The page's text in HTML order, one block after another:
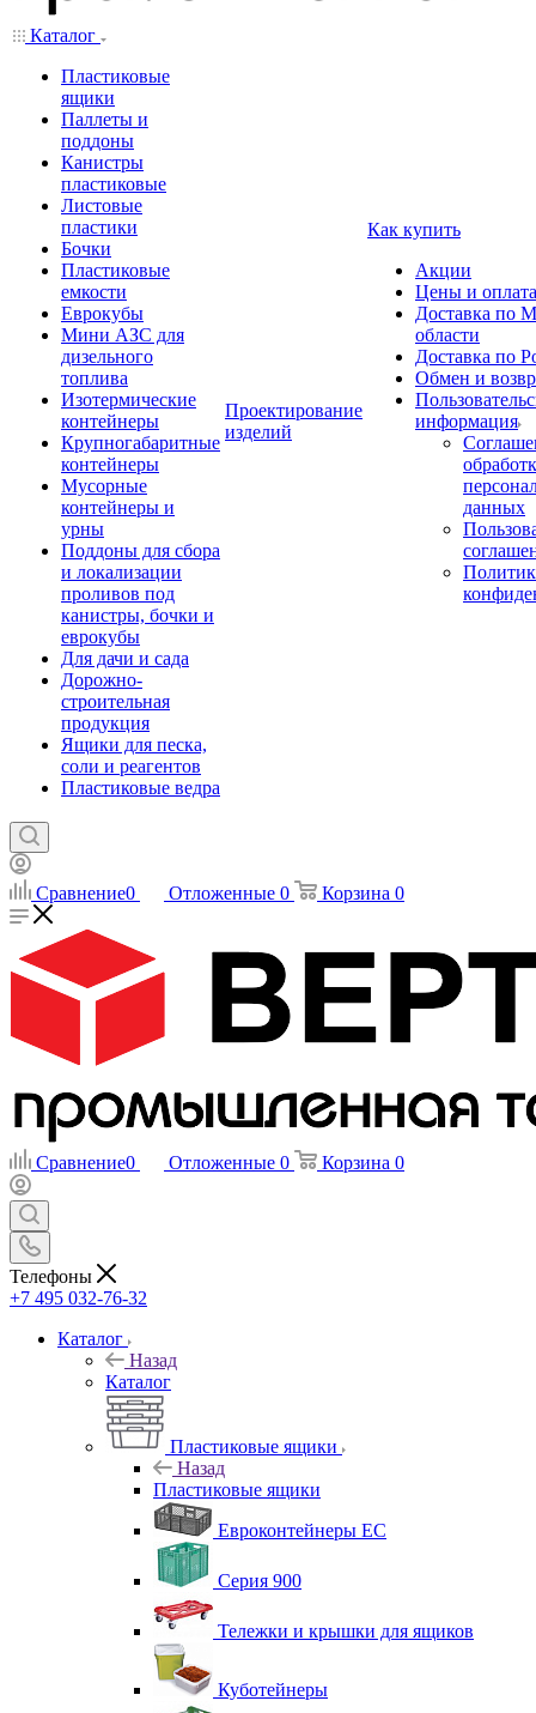
Каталог
Пластиковые
ящики
Паллеты и
поддоны
Канистры
пластиковые
Листовые
пластики
Бочки
Пластиковые
емкости
Еврокубы
Мини АЗС для
дизельного
топлива
Изотермические
контейнеры
Крупногабаритные
контейнеры
Мусорные
контейнеры и
урны
Поддоны для сбора
и локализации
проливов под
канистры, бочки и
еврокубы
Для дачи и сада
Дорожно-
строительная
продукция
Ящики для песка,
соли и реагентов
Пластиковые ведра
Проектирование
изделий
Как купить
Акции
Цены и оплата
Доставка по
области
Доставка по
Обмен и
информация
данных
Сравнение0 Отложенные 0 Корзина 0
Сравнение0 Отложенные 0 Корзина 0
Телефоны
+7 495 032-76-32
Каталог
Назад
Каталог
Пластиковые ящики
Назад
Пластиковые ящики
Евроконтейнеры ЕС
Серия 900
Тележки и крышки для ящиков
Куботейнеры